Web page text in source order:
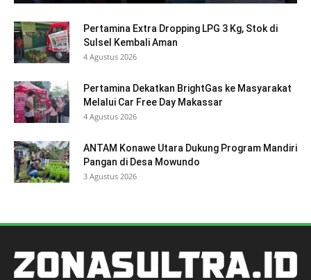
Pertamina Extra Dropping LPG 3 Kg, Stok di
Sulsel Kembali Aman
4 Agustus 2026
Pertamina Dekatkan BrightGas ke Masyarakat
Melalui Car Free Day Makassar
4 Agustus 2026
ANTAM Konawe Utara Dukung Program Mandiri
Pangan di Desa Mowundo
3 Agustus 2026